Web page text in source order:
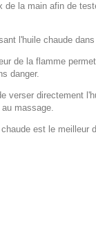
de la main afin de
l'huile chaude
de la flamme
danger.
verser directement
massage.
est le